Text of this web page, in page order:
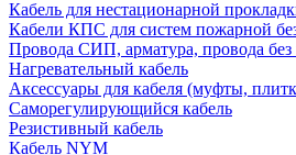
Кабель для нестационарной
Кабели КПС для систем пожарной
Провода СИП, арматура, провода без
Нагревательный кабель
Аксессуары для кабеля (муфты,
Саморегулирующийся кабель
Резистивный кабель
Кабель NYM